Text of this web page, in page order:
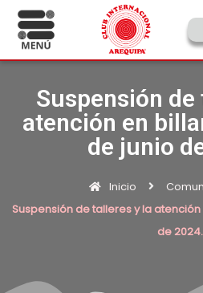
Suspensión
atención en
de junio
Inicio
Suspensión de talleres y la
de 2024.